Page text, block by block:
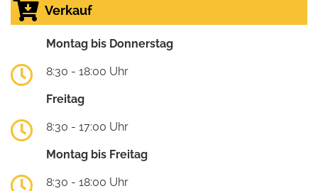
Verkauf
Montag bis Donnerstag
8:30 - 18:00 Uhr
Freitag
8:30 - 17:00 Uhr
Montag bis Freitag
8:30 - 18:00 Uhr